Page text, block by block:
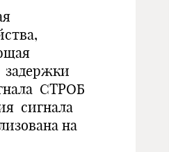
задержки
СТРОБ
сигнала
на